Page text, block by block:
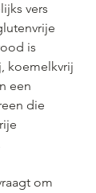
vers
is
koemelkvrij
een
die
om